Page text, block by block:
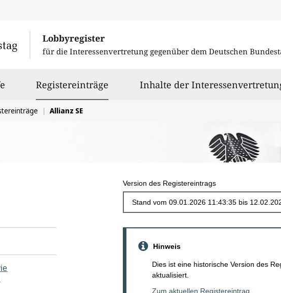
Lobbyregister
für die Interessenvertretung gegenüber dem Deutschen
Registereinträge ausgewähltInhalte der
Allianz SE
Version des Registereintrags
Hinweis
Dies ist eine historische Version des
aktualisiert.
Zum aktuellen Registereintrag